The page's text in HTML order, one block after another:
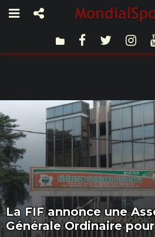
La FIF annonce une
Générale Ordinaire